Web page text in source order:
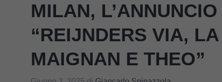
MILAN,
“REIJNDERS VIA,
MAIGNAN E THEO”